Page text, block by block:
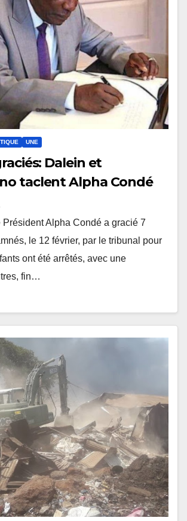
UNE
Dalein et
taclent Alpha Condé
Président Alpha Condé a gracié 7
le 12 février, par le tribunal pour
ont été arrêtés, avec une
fin…